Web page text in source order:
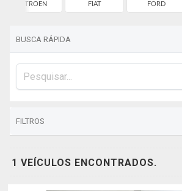
CITROEN FIAT FORD
BUSCA RÁPIDA
FILTROS
1 VEÍCULOS ENCONTRADOS.